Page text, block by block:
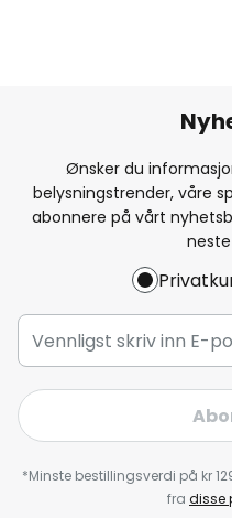
Ønsker du
belysningstrender, våre
abonnere på vårt
*Minste bestillingsverdi på kr
fra disse